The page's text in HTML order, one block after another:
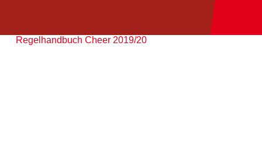
Regelhandbuch Cheer 2019/20